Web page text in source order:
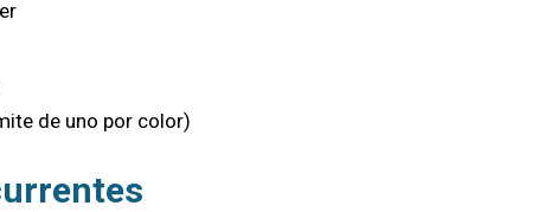
de uno por color)